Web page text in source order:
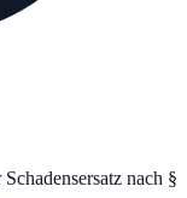
nach §